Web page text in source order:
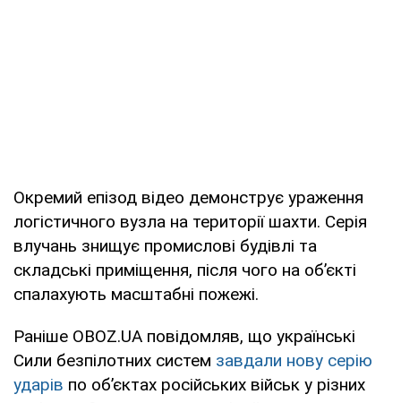
Окремий епізод відео демонструє ураження
логістичного вузла на території шахти. Серія
влучань знищує промислові будівлі та
складські приміщення, після чого на об’єкті
спалахують масштабні пожежі.
Раніше OBOZ.UA повідомляв, що українські
Сили безпілотних систем завдали нову серію
ударів по об’єктах російських військ у різних